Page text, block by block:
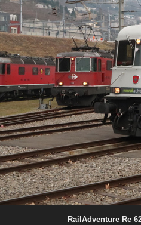
RailAdventure Re